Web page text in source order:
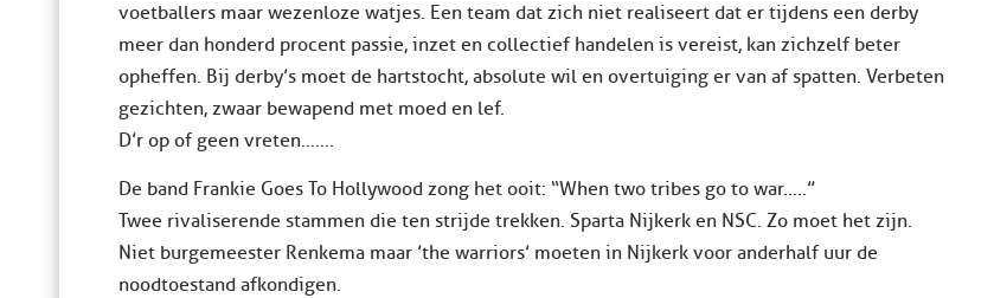
voetballers maar wezenloze watjes. Een team dat zich niet realiseert dat er tijdens een derby
meer dan honderd procent passie, inzet en collectief handelen is vereist, kan zichzelf beter
opheffen. Bij derby’s moet de hartstocht, absolute wil en overtuiging er van af spatten. Verbeten
gezichten, zwaar bewapend met moed en lef.
D’r op of geen vreten…….
De band Frankie Goes To Hollywood zong het ooit: “When two tribes go to war…..”
Twee rivaliserende stammen die ten strijde trekken. Sparta Nijkerk en NSC. Zo moet het zijn.
Niet burgemeester Renkema maar ’the warriors’ moeten in Nijkerk voor anderhalf uur de
noodtoestand afkondigen.